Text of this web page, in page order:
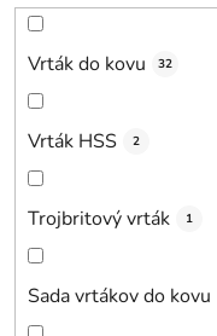
Vrták do kovu 32
Vrták HSS 2
Trojbritový vrták 1
Sada vrtákov do kovu